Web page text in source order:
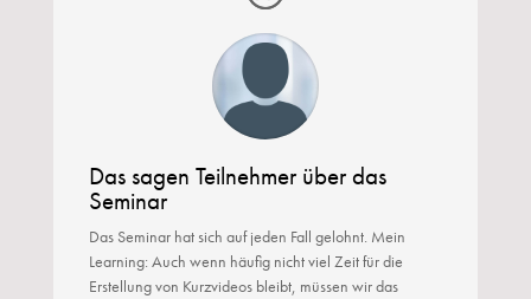
Das sagen Teilnehmer über das
Seminar
Das Seminar hat sich auf jeden Fall gelohnt. Mein
Learning: Auch wenn häufig nicht viel Zeit für die
Erstellung von Kurzvideos bleibt, müssen wir das